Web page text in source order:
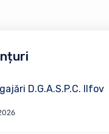
D.G.A.S.P.C. Ilfov